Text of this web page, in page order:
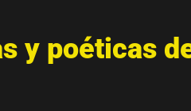
y poéticas